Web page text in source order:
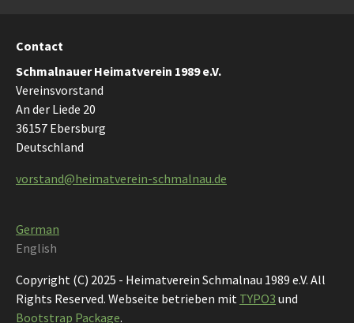
Contact
Schmalnauer Heimatverein 1989 e.V.
Vereinsvorstand
An der Liede 20
36157 Ebersburg
Deutschland
vorstand@heimatverein-schmalnau.de
German
English
Copyright (C) 2025 - Heimatverein Schmalnau 1989 e.V. All
Rights Reserved. Webseite betrieben mit TYPO3 und
Bootstrap Package.